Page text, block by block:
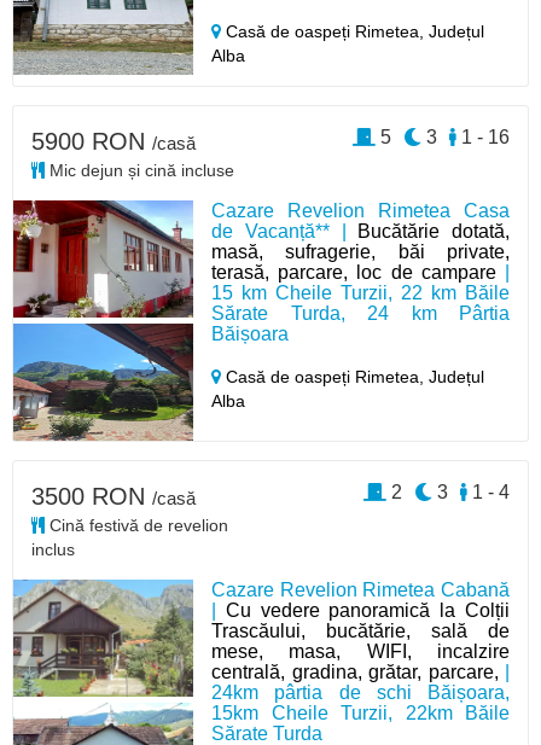
Casă de oaspeți Rimetea,Județul
Alba
Cazare Revelion Rimetea Casa
de Vacanță** |
Bucătărie dotată,
masă, sufragerie, băi private,
terasă, parcare, loc de campare|
15 km Cheile Turzii, 22 km Băile
Sărate Turda, 24 km Pârtia
Băișoara
Casă de oaspeți Rimetea,Județul
Alba
5900 RON /casă
Mic dejun și cină incluse
1 - 16
3
5
Cazare Revelion Rimetea Cabană
Cu vedere panoramică la Colții
Trascăului, bucătărie, sală de
mese, masa, WIFI, incalzire
centrală, gradina, grătar, parcare,
24km pârtia de schi Băișoara,
15km Cheile Turzii, 22km Băile
Sărate Turda
3500 RON /casă
Cină festivă de revelion
inclus
1 - 4
3
2